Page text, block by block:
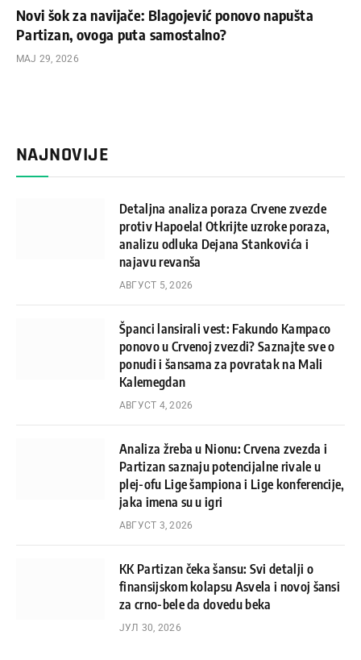
Novi šok za navijače: Blagojević ponovo napušta
Partizan, ovoga puta samostalno?
МАЈ 29, 2026
NAJNOVIJE
Detaljna analiza poraza Crvene zvezde
protiv Hapoela! Otkrijte uzroke poraza,
analizu odluka Dejana Stankovića i
najavu revanša
АВГУСТ 5, 2026
Španci lansirali vest: Fakundo Kampaco
ponovo u Crvenoj zvezdi? Saznajte sve o
ponudi i šansama za povratak na Mali
Kalemegdan
АВГУСТ 4, 2026
Analiza žreba u Nionu: Crvena zvezda i
Partizan saznaju potencijalne rivale u
plej-ofu Lige šampiona i Lige konferencije,
jaka imena su u igri
АВГУСТ 3, 2026
KK Partizan čeka šansu: Svi detalji o
finansijskom kolapsu Asvela i novoj šansi
za crno-bele da dovedu beka
ЈУЛ 30, 2026